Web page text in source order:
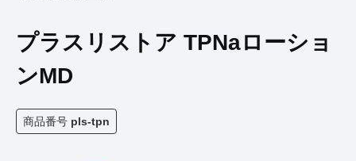
プラスリストア TPNaローショ
ンMD
商品番号 pls-tpn